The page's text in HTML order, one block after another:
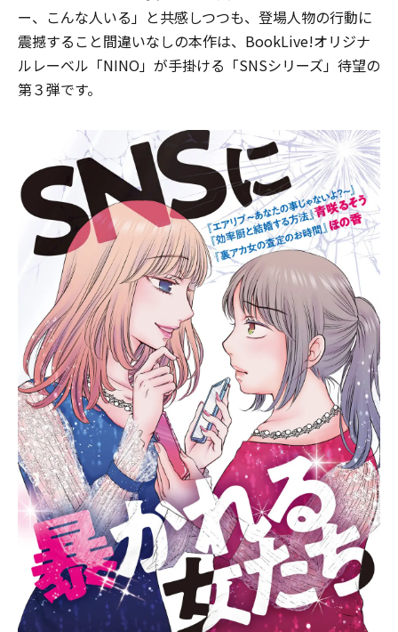
ー、こんな人いる」と共感しつつも、登場人物の行動に
震撼すること間違いなしの本作は、BookLive!オリジナ
ルレーベル「NINO」が手掛ける「SNSシリーズ」待望の
第３弾です。